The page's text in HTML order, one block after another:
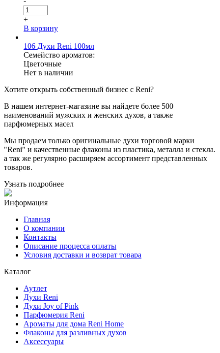
+
В корзину
106 Духи Reni 100мл
Семейство ароматов:
Цветочные
Нет в наличии
Хотите открыть собственный бизнес с Reni?
В нашем интернет-магазине вы найдете более 500
наименований мужских и женских духов, а также
парфюмерных масел
Мы продаем только оригинальные духи торговой марки
"Reni" и качественные флаконы из пластика, металла и стекла.
а так же регулярно расширяем ассортимент представленных
товаров.
Узнать подробнее
Информация
Главная
О компании
Контакты
Описание процесса оплаты
Условия доставки и возврат товара
Каталог
Аутлет
Духи Reni
Духи Joy of Pink
Парфюмерия Reni
Ароматы для дома Reni Home
Флаконы для разливных духов
Аксессуары